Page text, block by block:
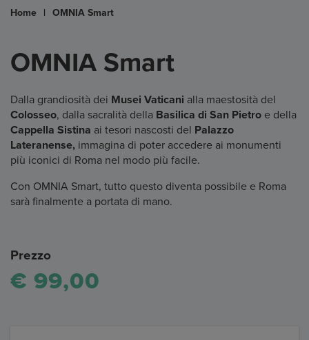
Home | OMNIA Smart
OMNIA Smart
Dalla grandiosità dei Musei Vaticani alla maestosità del
Colosseo, dalla sacralità della Basilica di San Pietro e della
Cappella Sistina ai tesori nascosti del Palazzo
Lateranense, immagina di poter accedere ai monumenti
più iconici di Roma nel modo più facile.
Con OMNIA Smart, tutto questo diventa possibile e Roma
sarà finalmente a portata di mano.
Prezzo
€ 99,00